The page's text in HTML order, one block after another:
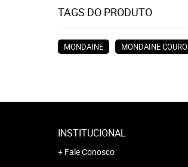
TAGS DO PRODUTO
MONDAINE MONDAINE COURO
INSTITUCIONAL
Fale Conosco